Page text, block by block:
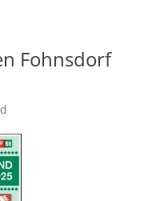
Fohnsdorf